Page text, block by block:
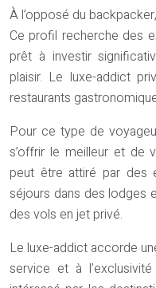
À l’opposé du
Ce profil recherche des
prêt à investir
plaisir. Le luxe-addict
restaurants
Pour ce type de
s’offrir le meilleur et de
peut être attiré par des
séjours dans des lodges
des vols en jet privé.
Le luxe-addict accorde
service et à